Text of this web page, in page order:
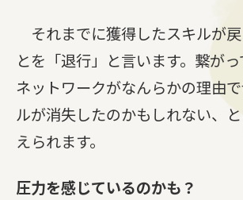
それまでに獲得したスキルが
とを「退行」と言います。繋が
ネットワークがなんらかの理由
ルが消失したのかもしれない、
えられます。
圧力を感じているのかも？